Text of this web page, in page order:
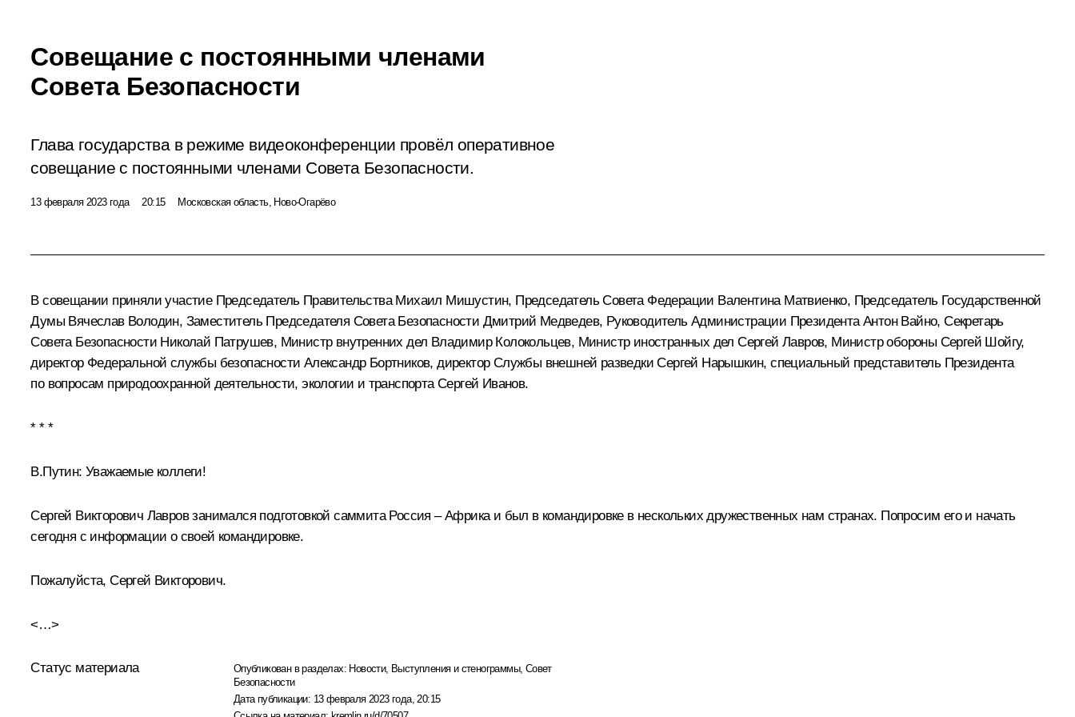
Совещание с постоянными членами
Совета Безопасности
Глава государства в режиме видеоконференции провёл оперативное
совещание с постоянными членами Совета Безопасности.
13 февраля 2023 года 20:15 Московская область, Ново-Огарёво
В совещании приняли участие Председатель Правительства Михаил Мишустин, Председатель Совета Федерации Валентина Матвиенко, Председатель Государственной
Думы Вячеслав Володин, Заместитель Председателя Совета Безопасности Дмитрий Медведев, Руководитель Администрации ПрезидентаАнтон Вайно, Секретарь
Совета Безопасности Николай Патрушев, Министр внутренних дел Владимир Колокольцев, Министр иностранных делСергей Лавров, Министр обороны Сергей Шойгу,
директор Федеральной службы безопасности Александр Бортников, директор Службы внешней разведкиСергей Нарышкин, специальный представитель Президента
по вопросам природоохранной деятельности, экологии и транспорта Сергей Иванов.
* * *
В.Путин: Уважаемые коллеги!
Сергей Викторович Лавров занимался подготовкой саммита Россия – Африка и был в командировке в нескольких дружественных нам странах. Попросим его и начать
сегодня с информации о своей командировке.
Пожалуйста, Сергей Викторович.
<…>
Статус материала Опубликован в разделах: Новости, Выступления и стенограммы, Совет
Безопасности
Дата публикации: 13 февраля 2023 года, 20:15